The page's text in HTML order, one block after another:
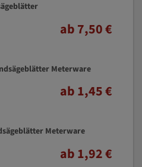
ab 7,50 €
Meterware
ab 1,45 €
Meterware
ab 1,92 €